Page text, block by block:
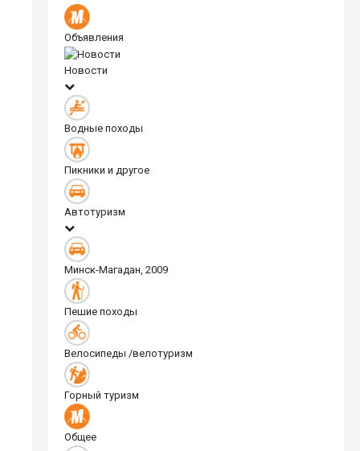
Объявления
Новости
Водные походы
Пикники и другое
Автотуризм
Минск-Магадан, 2009
Пешие походы
Велосипеды /велотуризм
Горный туризм
Общее